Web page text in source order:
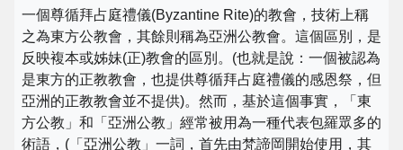
一個尊循拜占庭禮儀(Byzantine Rite)的教會，技術上稱
之為東方公教會，其餘則稱為亞洲公教會。這個區別，是
反映複本或姊妹(正)教會的區別。(也就是說：一個被認為
是東方的正教教會，也提供尊循拜占庭禮儀的感恩祭，但
亞洲的正教教會並不提供)。然而，基於這個事實，「東
方公教」和「亞洲公教」經常被用為一種代表包羅眾多的
術語，(「亞洲公教」一詞，首先由梵諦岡開始使用，其